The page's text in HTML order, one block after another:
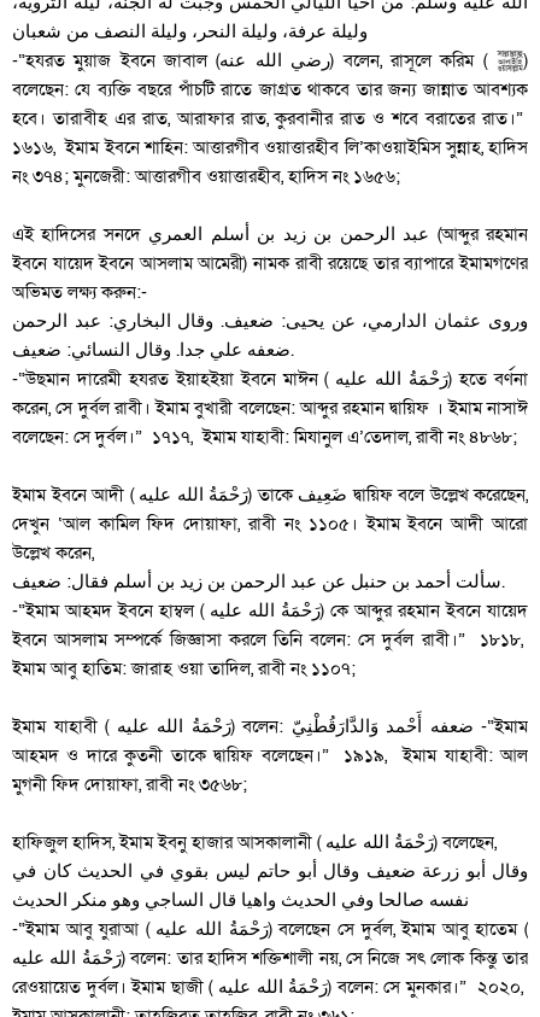
وليلة عرفة، وليلة النحر، وليلة النصف من شعبان
-“হযরত মুয়াজ ইবনে জাবাল (رضي الله عنه) বলেন, রাসূলে করিম ( ﷺ‎‎)
বলেছেন: যে ব্যক্তি বছরে পাঁচটি রাতে জাগ্রত থাকবে তার জন্য জান্নাত আবশ্যক
হবে। তারাবীহ এর রাত, আরাফার রাত, কুরবানীর রাত ও শবে বরাতের রাত।”
১৬১৬, ইমাম ইবনে শাহিন: আত্তারগীব ওয়াত্তারহীব লি’কাওয়াইমিস সুন্নাহ, হাদিস
নং ৩৭৪; মুনজেরী: আত্তারগীব ওয়াত্তারহীব, হাদিস নং ১৬৫৬;
এই হাদিসের সনদে عبد الرحمن بن زيد بن أسلم العمري (আব্দুর রহমান
ইবনে যায়েদ ইবনে আসলাম আমেরী) নামক রাবী রয়েছে তার ব্যাপারে ইমামগণের
অভিমত লক্ষ্য করুন:-
وروى عثمان الدارمي، عن يحيى: ضعيف. وقال البخاري: عبد الرحمن
ضعفه علي جدا. وقال النسائي: ضعيف.
-“উছমান দারেমী হযরত ইয়াহইয়া ইবনে মাঈন ( رَحْمَةُ الله عليه‎‎) হতে বর্ণনা
করেন, সে দুর্বল রাবী। ইমাম বুখারী বলেছেন: আব্দুর রহমান দ্বায়িফ । ইমাম নাসাঈ
বলেছেন: সে দুর্বল।” ১৭১৭, ইমাম যাহাবী: মিযানুল এ’তেদাল, রাবী নং ৪৮৬৮;
ইমাম ইবনে আদী ( رَحْمَةُ الله عليه‎‎) তাকে ضَعِيف দ্বায়িফ বলে উল্লেখ করেছেন,
দেখুন ‘আল কামিল ফিদ দোয়াফা, রাবী নং ১১০৫। ইমাম ইবনে আদী আরো
উল্লেখ করেন,
سألت أحمد بن حنبل عن عبد الرحمن بن زيد بن أسلم فقال: ضعيف.
-“ইমাম আহমদ ইবনে হাম্বল ( رَحْمَةُ الله عليه‎‎) কে আব্দুর রহমান ইবনে যায়েদ
ইবনে আসলাম সম্পর্কে জিজ্ঞাসা করলে তিনি বলেন: সে দুর্বল রাবী।” ১৮১৮,
ইমাম আবু হাতিম: জারাহ ওয়া তাদিল, রাবী নং ১১০৭;
ইমাম যাহাবী ( رَحْمَةُ الله عليه‎‎) বলেন: ضعفه أَحْمد وَالدَّارَقُطْنِيّ -“ইমাম
আহমদ ও দারে কুতনী তাকে দ্বায়িফ বলেছেন।” ১৯১৯, ইমাম যাহাবী: আল
মুগনী ফিদ দোয়াফা, রাবী নং ৩৫৬৮;
হাফিজুল হাদিস, ইমাম ইবনু হাজার আসকালানী ( رَحْمَةُ الله عليه‎‎) বলেছেন,
وقال أبو زرعة ضعيف وقال أبو حاتم ليس بقوي في الحديث كان في
-“ইমাম আবু যুরাআ ( رَحْمَةُ الله عليه‎‎) বলেছেন সে দুর্বল, ইমাম আবু হাতেম (
رَحْمَةُ الله عليه‎‎) বলেন: তার হাদিস শক্তিশালী নয়, সে নিজে সৎ লোক কিন্তু তার
রেওয়ায়েত দুর্বল। ইমাম ছাজী ( رَحْمَةُ الله عليه‎‎) বলেন: সে মুনকার।” ২০২০,